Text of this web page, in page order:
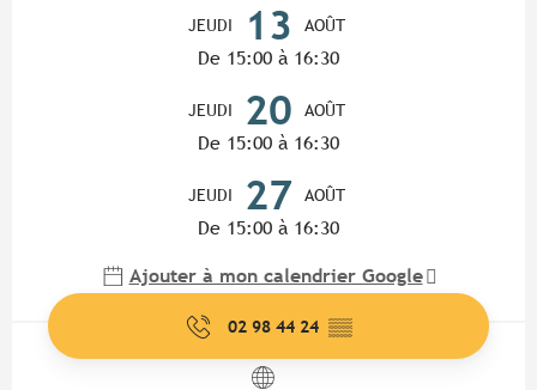
JEUDI 13 AOÛT
De 15:00 à 16:30
JEUDI 20 AOÛT
De 15:00 à 16:30
JEUDI 27 AOÛT
De 15:00 à 16:30
Ajouter à mon calendrier Google
02 98 44 24 ▒▒